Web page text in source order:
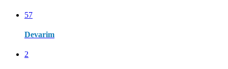
57
Devarim
2